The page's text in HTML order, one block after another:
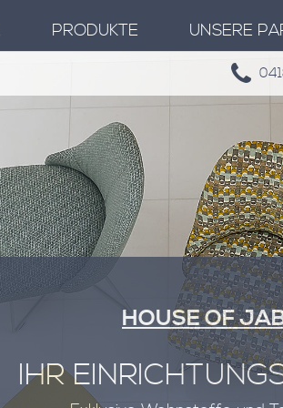
PRODUKTE UNSERE
HOUSE OF
IHR